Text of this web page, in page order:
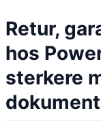
Retur,
hos
sterkere